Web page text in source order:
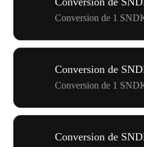
Conversion de 1
Conversion de
Conversion de 1
Conversion de